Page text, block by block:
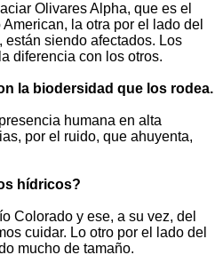
Olivares Alpha, que es el
la otra por el lado del
siendo afectados. Los
diferencia con los otros.
la biodersidad que los rodea.
humana en alta
por el ruido, que ahuyenta,
hídricos?
Colorado y ese, a su vez, del
cuidar. Lo otro por el lado del
mucho de tamaño.